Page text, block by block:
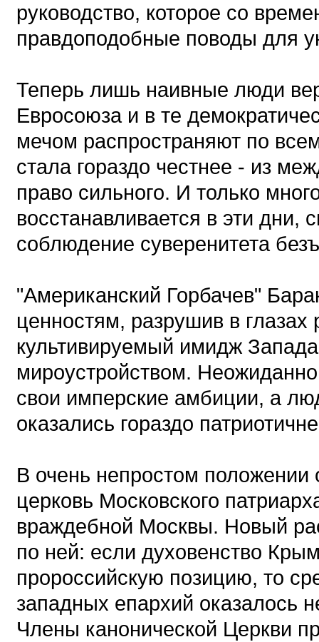
руководство, которое со
правдоподобные поводы для
Теперь лишь наивные люди
Евросоюза и в те
мечом распространяют по
стала гораздо честнее - из
право сильного. И только
восстанавливается в эти дни,
соблюдение суверенитета
"Американский Горбачев"
ценностям, разрушив в глазах
культивируемый имидж
мироустройством.
свои имперские амбиции, а
оказались гораздо
В очень непростом положении
церковь Московского
враждебной Москвы. Новый
по ней: если духовенство
пророссийскую позицию, то
западных епархий оказалось
Члены канонической Церкви